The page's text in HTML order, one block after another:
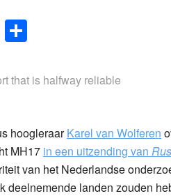
Email
that is halfway reliable
hoogleraarKarel van Wolferen
MH17 in een uitzending van
van het Nederlandse
deelnemende landen zouden